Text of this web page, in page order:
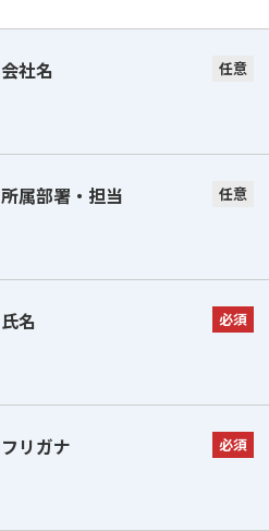
会社名 任意
所属部署・担当 任意
氏名 必須
フリガナ 必須